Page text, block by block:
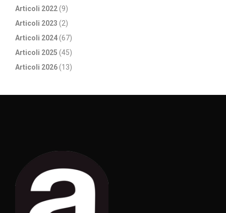
Articoli 2022(9)
Articoli 2023 (2)
Articoli 2024(67)
Articoli 2025 (45)
Articoli 2026(13)